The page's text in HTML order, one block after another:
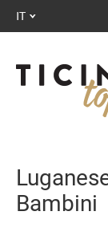
IT
Bambini